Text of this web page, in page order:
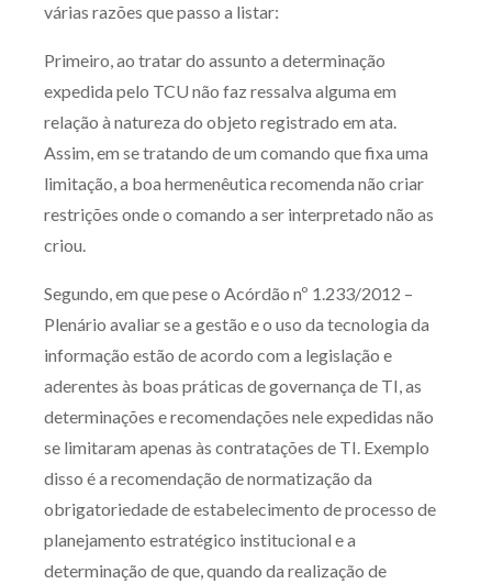
Receba por RSS
Av. Sete de Setembro, 4698
Batel Curitiba/PR CEP80240-000
Telefone (41) 2109-8666
várias razões que passo a listar:
Primeiro, ao tratar do assunto a determinação
expedida pelo TCU não faz ressalva alguma em
relação à natureza do objeto registrado em ata.
Assim, em se tratando de um comando que fixa uma
limitação, a boa hermenêutica recomenda não criar
restrições onde o comando a ser interpretado não as
criou.
Segundo, em que pese o Acórdão nº 1.233/2012 –
Plenário avaliar se a gestão e o uso da tecnologia da
informação estão de acordo com a legislação e
aderentes às boas práticas de governança de TI, as
determinações e recomendações nele expedidas não
se limitaram apenas às contratações de TI. Exemplo
disso é a recomendação de normatização da
obrigatoriedade de estabelecimento de processo de
planejamento estratégico institucional e a
determinação de que, quando da realização de